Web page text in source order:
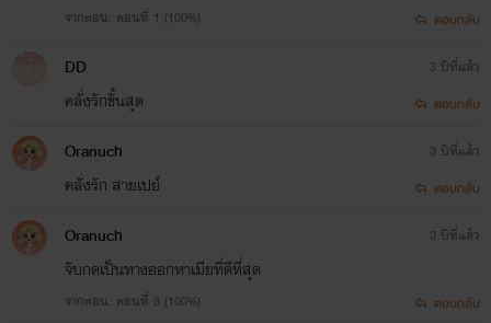
จากตอน: ตอนที่ 1 (100%) ตอบกลับ
DD
คลั่งรักขั้นสุด
3 ปีที่แล้ว
ตอบกลับ
Oranuch
คลั่งรัก สายเปย์
3 ปีที่แล้ว
ตอบกลับ
Oranuch
จับกดเป็นทางออกหาเมียที่ดีที่สุด
จากตอน: ตอนที่ 8 (100%)
3 ปีที่แล้ว
ตอบกลับ